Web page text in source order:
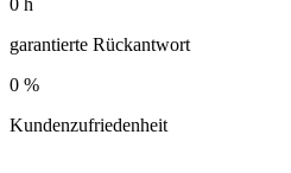
0 h
garantierte Rückantwort
0 %
Kundenzufriedenheit